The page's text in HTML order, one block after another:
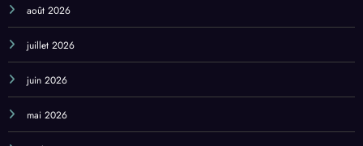
Archives
août 2026
juillet 2026
juin 2026